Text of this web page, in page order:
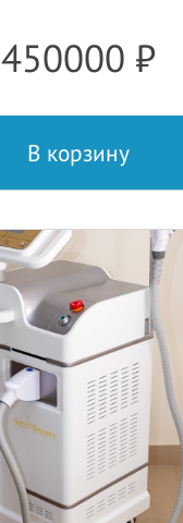
450000 ₽
В корзину